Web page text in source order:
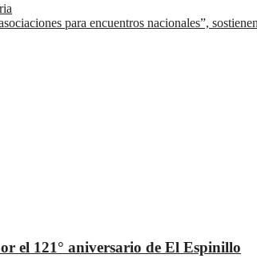
para encuentros nacionales”, sostienen
el 121° aniversario de El Espinillo